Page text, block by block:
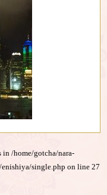
in/home/gotcha/nara-
single.php on line27